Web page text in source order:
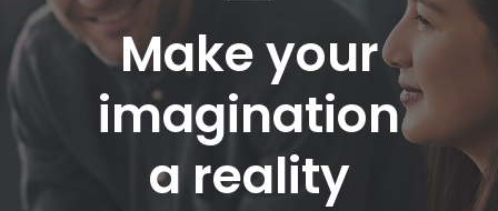
Make your
imagination
a reality